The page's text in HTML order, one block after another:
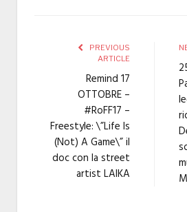
PREVIOUS
ARTICLE
Remind 17
OTTOBRE –
#RoFF17 –
Freestyle: \”Life Is
(Not) A Game\” il
doc con la street
artist LAIKA